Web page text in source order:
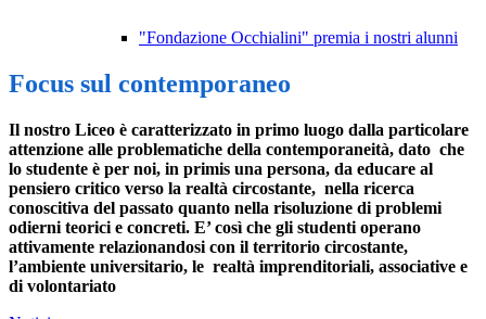
"Fondazione Occhialini" premia i nostri alunni
Focus sul contemporaneo
Il nostro Liceo è caratterizzato in primo luogo dalla particolare
attenzione alle problematiche della contemporaneità, dato che
lo studente è per noi, in primis una persona, da educare al
pensiero critico verso la realtà circostante, nella ricerca
conoscitiva del passato quanto nella risoluzione di problemi
odierni teorici e concreti. E’ così che gli studenti operano
attivamente relazionandosi con il territorio circostante,
l’ambiente universitario, le realtà imprenditoriali, associative e
di volontariato